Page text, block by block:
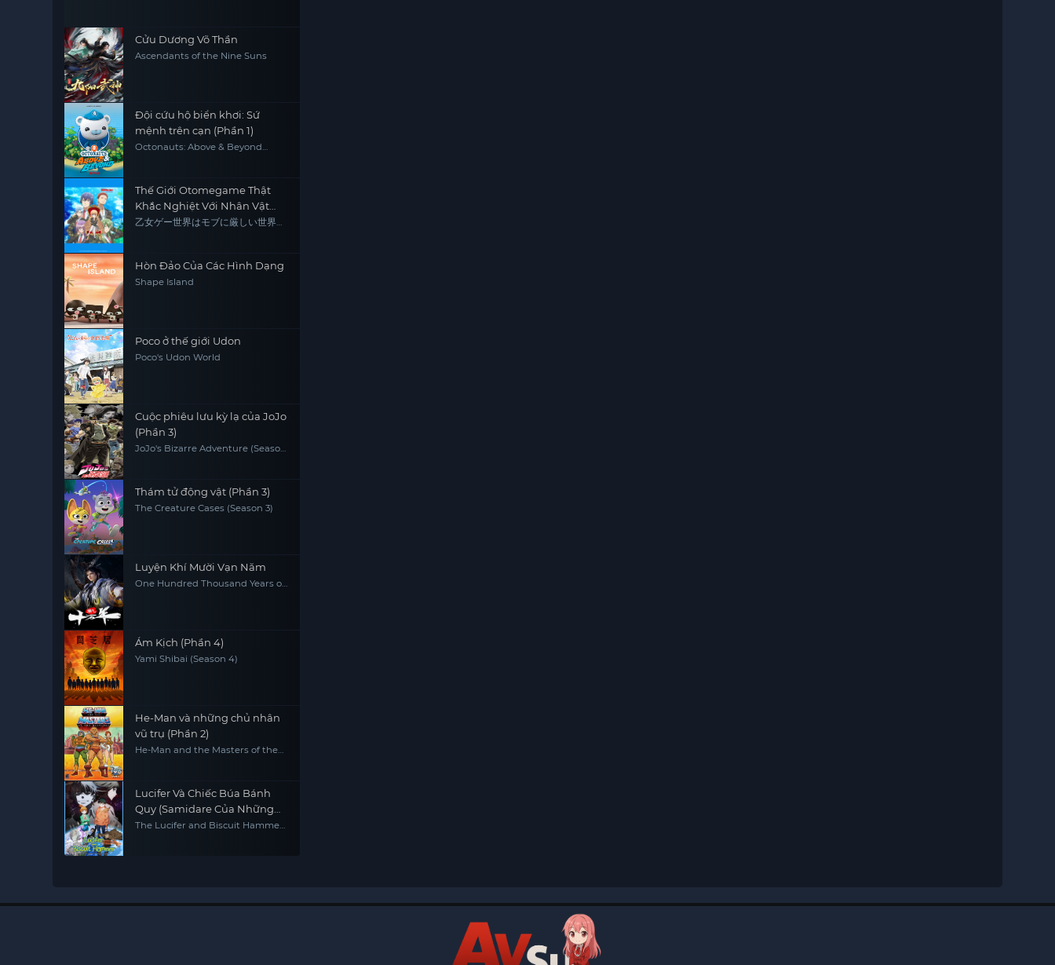
Cửu Dương Võ Thần
Ascendants of the Nine Suns
Đội cứu hộ biển khơi: Sứ
mệnh trên cạn (Phần 1)
Octonauts: Above & Beyond
Thế Giới Otomegame Thật
Khắc Nghiệt Với Nhân Vật
Quần Chúng
乙女ゲー世界はモブに厳しい世界で
Hòn Đảo Của Các Hình Dạng
Shape Island
Poco ở thế giới Udon
Poco's Udon World
Cuộc phiêu lưu kỳ lạ của JoJo
(Phần 3)
JoJo's Bizarre Adventure (Season
Thám tử động vật (Phần 3)
The Creature Cases (Season 3)
Luyện Khí Mười Vạn Năm
One Hundred Thousand Years of
Ám Kịch (Phần 4)
Yami Shibai (Season 4)
He-Man và những chủ nhân
vũ trụ (Phần 2)
He-Man and the Masters of the
Lucifer Và Chiếc Búa Bánh
Quy (Samidare Của Những
Tinh Cầu)
The Lucifer and Biscuit Hammer